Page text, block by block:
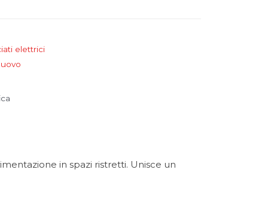
elettrici
in spazi ristretti. Unisce un